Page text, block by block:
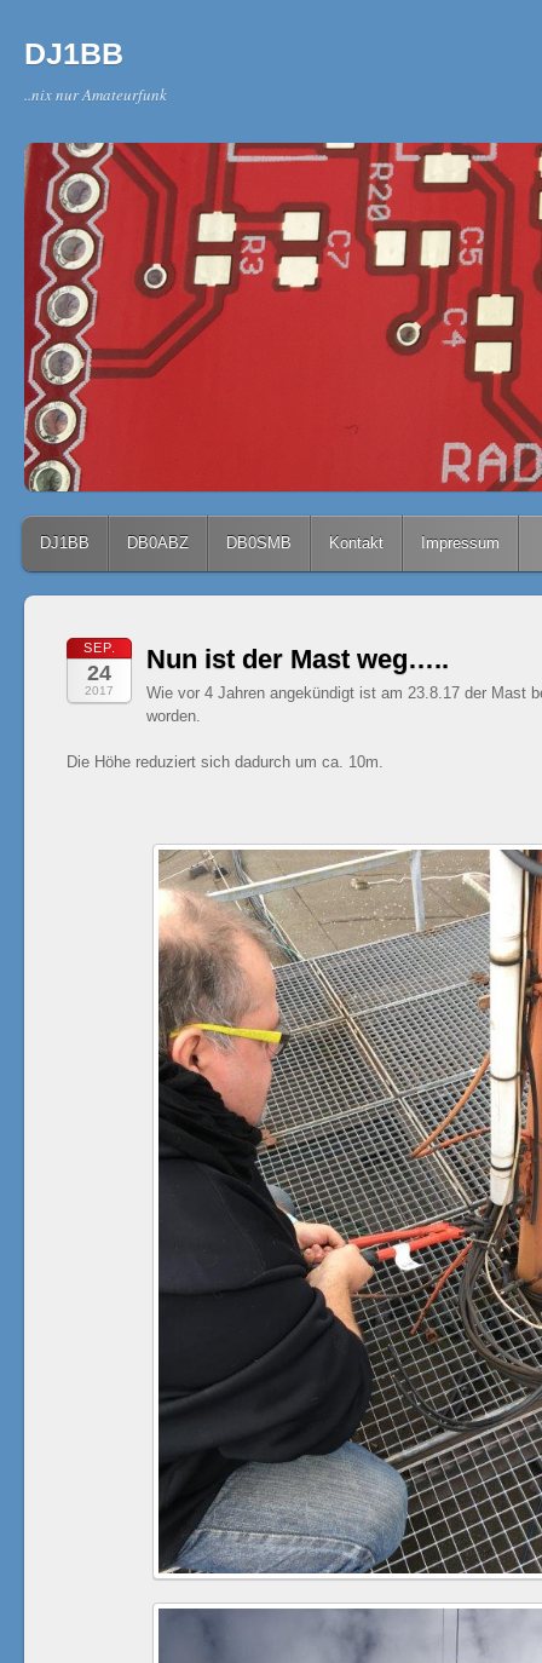
DJ1BB
..nix nur Amateurfunk
Main menu
Skip to content
DJ1BB DB0ABZ DB0SMB Kontakt Impressum
SEP.
24
2017
Nun ist der Mast weg…..
Wie vor 4 Jahren angekündigt ist am 23.8.17 der Mast
worden.
Die Höhe reduziert sich dadurch um ca. 10m.